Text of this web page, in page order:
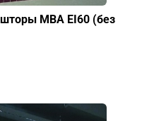
МВА EI60 (без